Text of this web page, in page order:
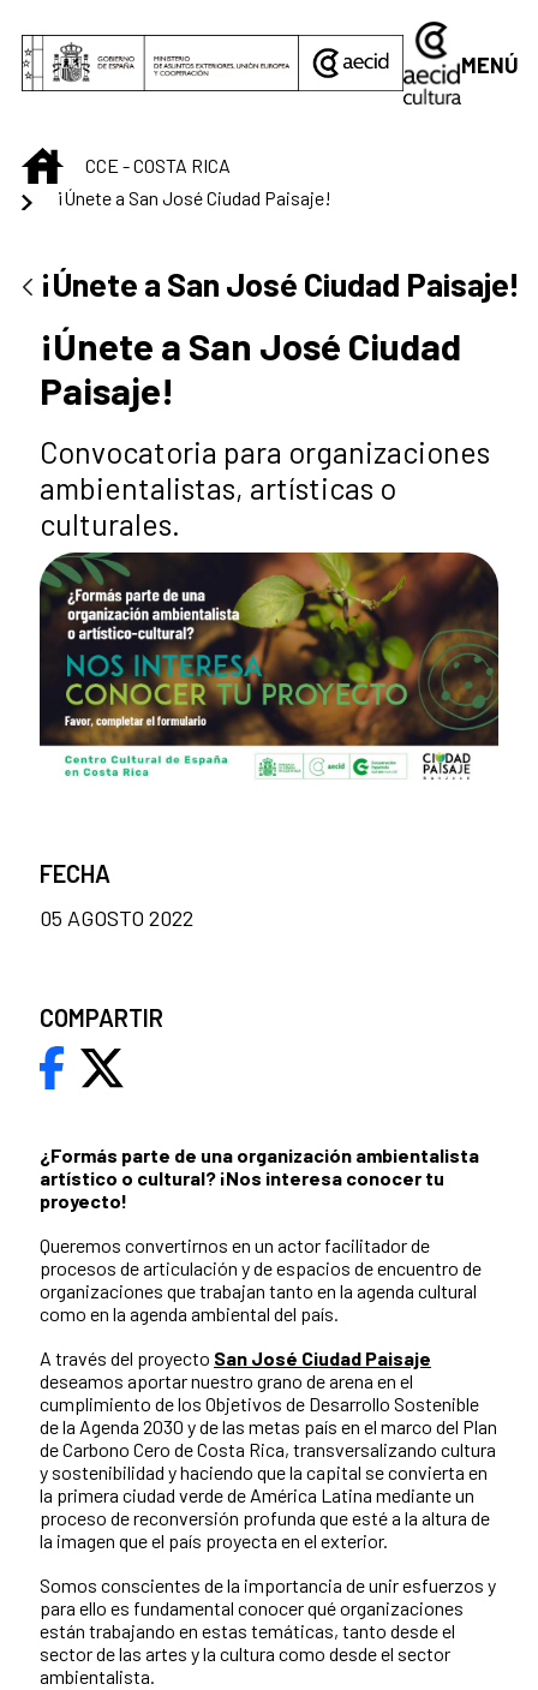
MENÚ
INICIO
CCE - COSTA RICA
¡Únete a San José Ciudad Paisaje!
¡Únete a San José Ciudad Paisaje!
¡Únete a San José Ciudad
Paisaje!
Convocatoria para organizaciones
ambientalistas, artísticas o
culturales.
¿Formás parte de una organización ambientalista
artístico o cultural? ¡Nos interesa conocer tu
proyecto!
Queremos convertirnos en un actor facilitador de
procesos de articulación y de espacios de encuentro de
organizaciones que trabajan tanto en la agenda cultural
como en la agenda ambiental del país.
A través del proyecto San José Ciudad Paisaje
deseamos aportar nuestro grano de arena en el
cumplimiento de los Objetivos de Desarrollo Sostenible
de la Agenda 2030 y de las metas país en el marco del Plan
de Carbono Cero de Costa Rica, transversalizando cultura
y sostenibilidad y haciendo que la capital se convierta en
la primera ciudad verde de América Latina mediante un
proceso de reconversión profunda que esté a la altura de
la imagen que el país proyecta en el exterior.
Somos conscientes de la importancia de unir esfuerzos y
para ello es fundamental conocer qué organizaciones
están trabajando en estas temáticas, tanto desde el
sector de las artes y la cultura como desde el sector
ambientalista.
FECHA
05 AGOSTO 2022
COMPARTIR